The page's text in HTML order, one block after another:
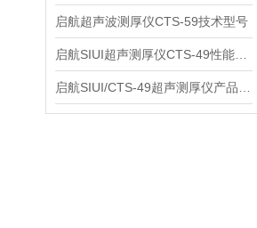
启航超声波测厚仪CTS-59技术型号